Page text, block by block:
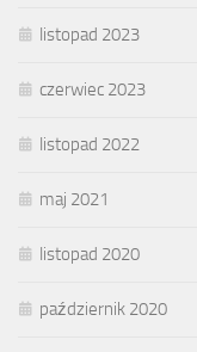
listopad 2023
czerwiec 2023
listopad 2022
maj 2021
listopad 2020
październik 2020